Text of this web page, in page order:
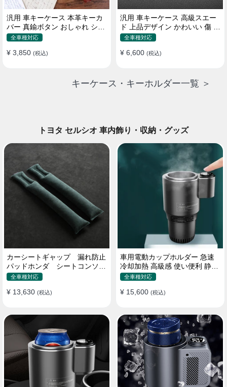
汎用 車キーケース 本革キーカ
バー 真鍮ボタン おしゃれ シン
プルデザイン
全車種対応
¥ 3,850 (税込)
汎用 車キーケース 高級スエー
ド 上品デザイン かわいい 傷 汚
れ防止 高級 オシャレ キーホル
全車種対応
¥ 6,600 (税込)
キーケース・キーホルダー一覧 ＞
トヨタ セルシオ 車内飾り・収納・グッズ
カーシートギャップ 漏れ防止
パッドホンダ シートコンソー
ル 隙間 クッション
全車種対応
¥ 13,630 (税込)
車用電動カップホルダー 急速
冷却加熱 高級感 使い便利 静音
収納 飲み物
全車種対応
¥ 15,600 (税込)